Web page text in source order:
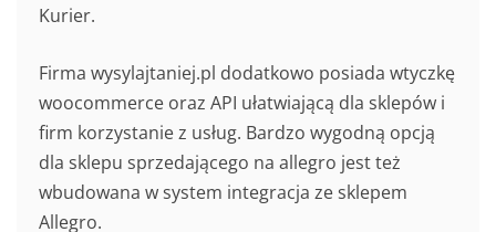
Kurier.
Firma wysylajtaniej.pl dodatkowo posiada wtyczkę
woocommerce oraz API ułatwiającą dla sklepów i
firm korzystanie z usług. Bardzo wygodną opcją
dla sklepu sprzedającego na allegro jest też
wbudowana w system integracja ze sklepem
Allegro.